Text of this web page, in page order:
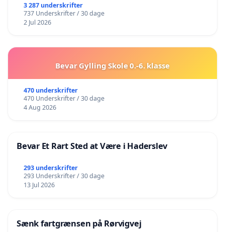
3 287 underskrifter
737 Underskrifter / 30 dage
2 Jul 2026
Bevar Gylling Skole 0.-6. klasse
470 underskrifter
470 Underskrifter / 30 dage
4 Aug 2026
Bevar Et Rart Sted at Være i Haderslev
293 underskrifter
293 Underskrifter / 30 dage
13 Jul 2026
Sænk fartgrænsen på Rørvigvej